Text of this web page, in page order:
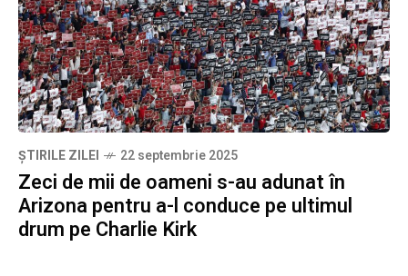
ȘTIRILE ZILEI 22 septembrie 2025
Zeci de mii de oameni s-au adunat în
Arizona pentru a-l conduce pe ultimul
drum pe Charlie Kirk